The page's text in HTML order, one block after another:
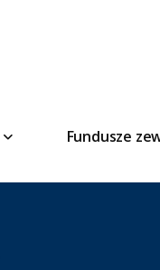
Fundusze